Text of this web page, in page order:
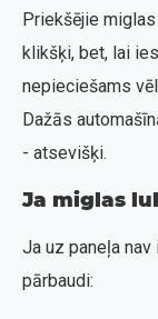
Priekšējie
klikšķi, bet, lai
nepieciešams
Dažās
- atsevišķi.
Ja miglas
Ja uz paneļa
pārbaudi: